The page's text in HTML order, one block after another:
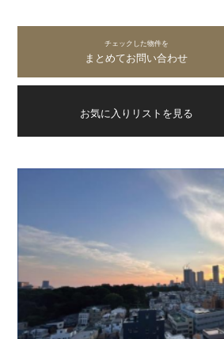
チェックした物件を
まとめてお問い合わせ
お気に入りリストを見る